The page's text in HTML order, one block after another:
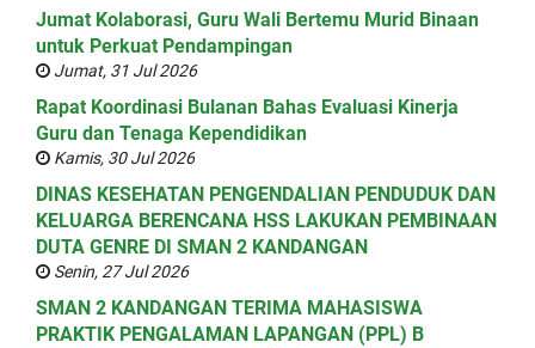
Jumat Kolaborasi, Guru Wali Bertemu Murid Binaan
untuk Perkuat Pendampingan
Jumat, 31 Jul 2026
Rapat Koordinasi Bulanan Bahas Evaluasi Kinerja
Guru dan Tenaga Kependidikan
Kamis, 30 Jul 2026
DINAS KESEHATAN PENGENDALIAN PENDUDUK DAN
KELUARGA BERENCANA HSS LAKUKAN PEMBINAAN
DUTA GENRE DI SMAN 2 KANDANGAN
Senin, 27 Jul 2026
SMAN 2 KANDANGAN TERIMA MAHASISWA
PRAKTIK PENGALAMAN LAPANGAN (PPL) B